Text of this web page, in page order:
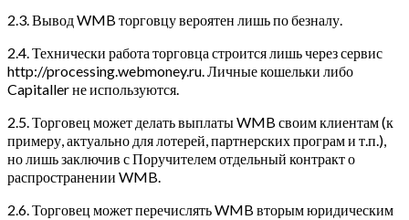
2.3. Вывод WMB торговцу вероятен лишь по безналу.
2.4. Технически работа торговца строится лишь через сервис
http://processing.webmoney.ru. Личные кошельки либо
Capitaller не используются.
2.5. Торговец может делать выплаты WMB своим клиентам (к
примеру, актуально для лотерей, партнерских програм и т.п.),
но лишь заключив с Поручителем отдельный контракт о
распространении WMB.
2.6. Торговец может перечислять WMB вторым юридическим